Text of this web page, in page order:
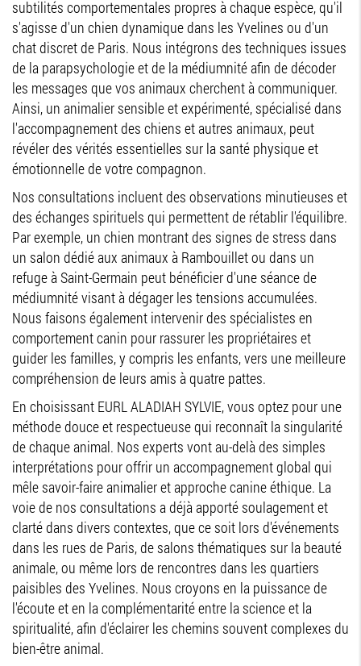
subtilités comportementales propres à chaque espèce, qu'il
s'agisse d'un chien dynamique dans les Yvelines ou d'un
chat discret de Paris. Nous intégrons des techniques issues
de la parapsychologie et de la médiumnité afin de décoder
les messages que vos animaux cherchent à communiquer.
Ainsi, un animalier sensible et expérimenté, spécialisé dans
l'accompagnement des chiens et autres animaux, peut
révéler des vérités essentielles sur la santé physique et
émotionnelle de votre compagnon.
Nos consultations incluent des observations minutieuses et
des échanges spirituels qui permettent de rétablir l'équilibre.
Par exemple, un chien montrant des signes de stress dans
un salon dédié aux animaux à Rambouillet ou dans un
refuge à Saint-Germain peut bénéficier d'une séance de
médiumnité visant à dégager les tensions accumulées.
Nous faisons également intervenir des spécialistes en
comportement canin pour rassurer les propriétaires et
guider les familles, y compris les enfants, vers une meilleure
compréhension de leurs amis à quatre pattes.
En choisissant EURL ALADIAH SYLVIE, vous optez pour une
méthode douce et respectueuse qui reconnaît la singularité
de chaque animal. Nos experts vont au-delà des simples
interprétations pour offrir un accompagnement global qui
mêle savoir-faire animalier et approche canine éthique. La
voie de nos consultations a déjà apporté soulagement et
clarté dans divers contextes, que ce soit lors d'événements
dans les rues de Paris, de salons thématiques sur la beauté
animale, ou même lors de rencontres dans les quartiers
paisibles des Yvelines. Nous croyons en la puissance de
l'écoute et en la complémentarité entre la science et la
spiritualité, afin d'éclairer les chemins souvent complexes du
bien-être animal.